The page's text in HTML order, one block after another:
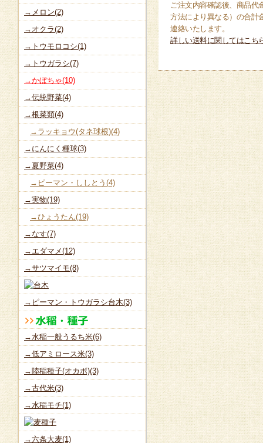
ご注文内容確認後、商品代
方法により異なる）の合計
連絡いたします。
詳しい送料に関してはこち
→メロン(2)
→オクラ(2)
→トウモロコシ(1)
→トウガラシ(7)
→かぼちゃ(10)
→伝統野菜(4)
→根菜類(4)
→ラッキョウ(タネ球根)(4)
→にんにく種球(3)
→夏野菜(4)
→ピーマン・ししとう(4)
→実物(19)
→ひょうたん(19)
→なす(7)
→エダマメ(12)
→サツマイモ(8)
→ピーマン・トウガラシ台木(3)
→水稲一般うるち米(6)
→低アミロース米(3)
→陸稲種子(オカボ)(3)
→古代米(3)
→水稲モチ(1)
→六条大麦(1)